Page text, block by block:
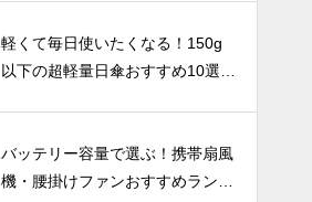
軽くて毎日使いたくなる！150g
以下の超軽量日傘おすすめ10選
バッテリー容量で選ぶ！携帯扇風
機・腰掛けファンおすすめランキ